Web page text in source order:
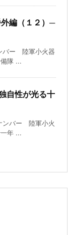
編（１２）─
バー 陸軍小火器
隊 ...
自性が光る十
ンバー 陸軍小火
年 ...